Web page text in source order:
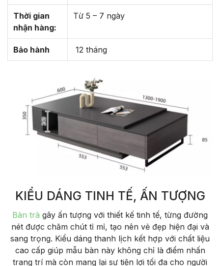
Thời gian
nhận hàng:
Từ 5 – 7 ngày
Bảo hành 12 tháng
KIỂU DÁNG TINH TẾ, ẤN TƯỢNG
Bàn trà gây ấn tượng với thiết kế tinh tế, từng đường
nét được chăm chút tỉ mỉ, tạo nên vẻ đẹp hiện đại và
sang trọng. Kiểu dáng thanh lịch kết hợp với chất liệu
cao cấp giúp mẫu bàn này không chỉ là điểm nhấn
trang trí mà còn mang lại sự tiện lợi tối đa cho người